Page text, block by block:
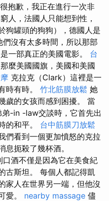
抱歉，我正在進行一次非
人，法國人只能想到性，
狗罐頭的狗狗），德國人是
沒有太多時間，所以那部
一部真正的美國電影。 台
麼美國國旗，美國和美國
克拉克（Clark）這裡是一
時有時。 竹北筋膜放鬆 她
歲的女孩而感到困擾。 當
-in -law交談時，它首先出
的和平。 台中筋膜刀放鬆
們看到一個更加憤怒的克拉
扼殺了幾杯酒。
口酒不僅是因為它在美食紀
古斯坦。 每個人都記得凱
家人在世界另一端，但他沒
愛。 nearby massage 儘